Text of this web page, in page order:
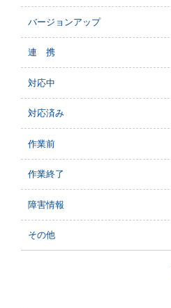
バージョンアップ
連 携
対応中
対応済み
作業前
作業終了
障害情報
その他